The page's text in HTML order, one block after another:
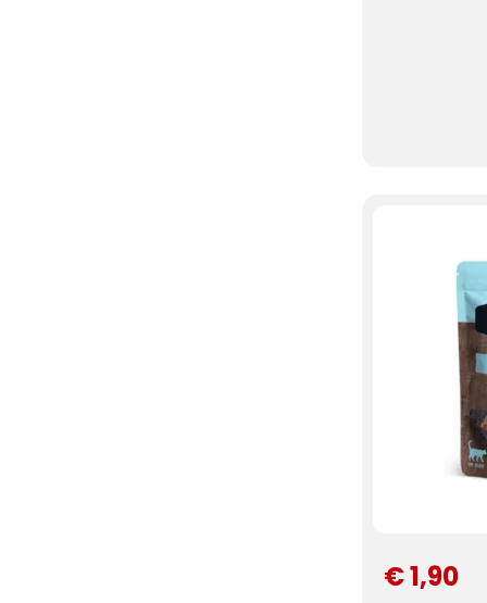
€ 1,90